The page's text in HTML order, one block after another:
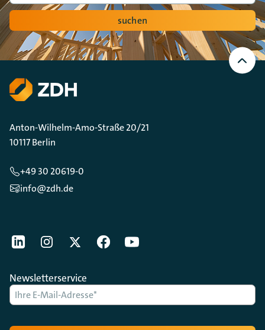
suchen
Nach
oben
Scrollen
Anton-Wilhelm-Amo-Straße 20/21
10117 Berlin
+49 30 20619-0
info@zdh.de
[Der ZDH in den Sozialen Netzwerken]
LinkedIninstagramTwitterFacebookYoutube
Newsletterservice